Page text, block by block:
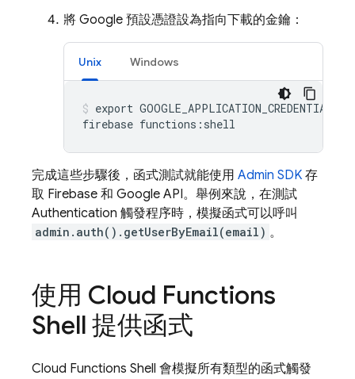
將 Google 預設憑證設為指向下載的金鑰：
Unix Windows
export
完成這些步驟後，函式測試就能使用 Admin SDK 存
取 Firebase 和 Google API。舉例來說，在測試
Authentication 觸發程序時，模擬函式可以呼叫
admin.auth().getUserByEmail(email) 。
使用 Cloud Functions
Shell 提供函式
Cloud Functions Shell 會模擬所有類型的函式觸發